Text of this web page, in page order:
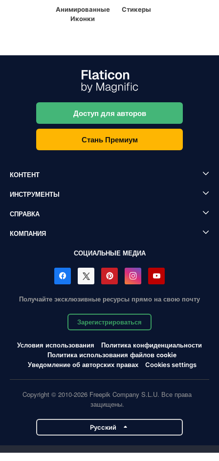
Анимированные
Иконки
Стикеры
Доступ для авторов
Стань Премиум
КОНТЕНТ
ИНСТРУМЕНТЫ
СПРАВКА
КОМПАНИЯ
СОЦИАЛЬНЫЕ МЕДИА
Получайте эксклюзивные ресурсы прямо на свою почту
Зарегистрироваться
Условия использования
Политика конфиденциальности
Политика использования файлов cookie
Уведомление об авторских правах
Cookies settings
Copyright © 2010-2026 Freepik Company S.L.U. Все права
защищены.
Pусский